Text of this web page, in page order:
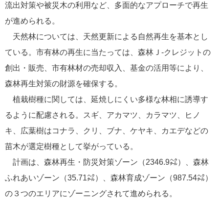
流出対策や被災木の利用など、多面的なアプローチで再生
が進められる。
天然林については、天然更新による自然再生を基本とし
ている。市有林の再生に当たっては、森林Ｊ-クレジットの
創出・販売、市有林材の売却収入、基金の活用等により、
森林再生対策の財源を確保する。
植栽樹種に関しては、延焼しにくい多様な林相に誘導す
るように配慮される。スギ、アカマツ、カラマツ、ヒノ
キ、広葉樹はコナラ、クリ、ブナ、ケヤキ、カエデなどの
苗木が選定樹種として挙がっている。
計画は、森林再生・防災対策ゾーン（2346.9㌶）、森林
ふれあいゾーン（35.71㌶）、森林育成ゾーン（987.54㌶）
の３つのエリアにゾーニングされて進められる。